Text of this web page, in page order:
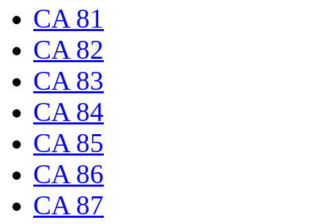
CA 81
CA 82
CA 83
CA 84
CA 85
CA 86
CA 87